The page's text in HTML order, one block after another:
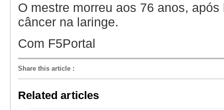
O mestre morreu aos 76 anos,
câncer na laringe.
Com F5Portal
Share this article :
Related articles